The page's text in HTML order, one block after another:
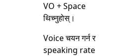
VO + Space
थिच्नुहोस्।
Voice चयन गर्न र
speaking rate